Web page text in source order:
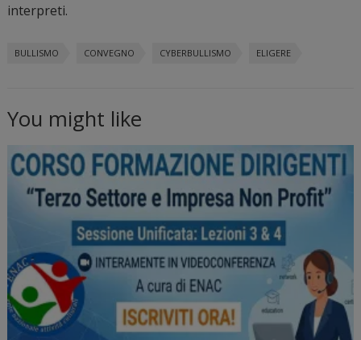
interpreti.
BULLISMO CONVEGNO CYBERBULLISMO ELIGERE
You might like